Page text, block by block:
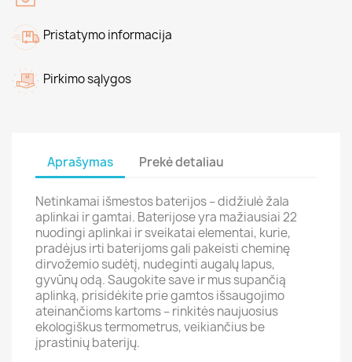
Pristatymo informacija
Pirkimo sąlygos
Aprašymas Prekė detaliau
Netinkamai išmestos baterijos – didžiulė žala
aplinkai ir gamtai. Baterijose yra mažiausiai 22
nuodingi aplinkai ir sveikatai elementai, kurie,
pradėjus irti baterijoms gali pakeisti cheminę
dirvožemio sudėtį, nudeginti augalų lapus,
gyvūnų odą. Saugokite save ir mus supančią
aplinką, prisidėkite prie gamtos išsaugojimo
ateinančioms kartoms – rinkitės naujuosius
ekologiškus termometrus, veikiančius be
įprastinių baterijų.